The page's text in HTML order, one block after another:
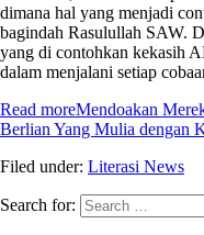
dimana hal yang menjadi
bagindah Rasulullah SAW.
yang di contohkan kekasih
dalam menjalani setiap
Read moreMendoakan
Berlian Yang Mulia dengan
Filed under: Literasi News
Search for: